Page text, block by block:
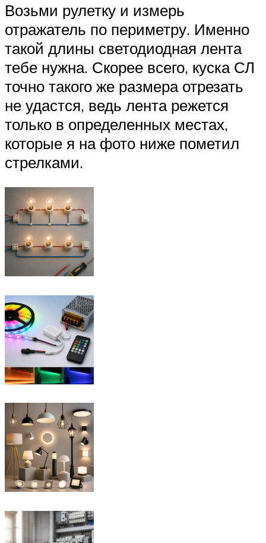
Возьми рулетку и измерь
отражатель по периметру. Именно
такой длины светодиодная лента
тебе нужна. Скорее всего, куска СЛ
точно такого же размера отрезать
не удастся, ведь лента режется
только в определенных местах,
которые я на фото ниже пометил
стрелками.